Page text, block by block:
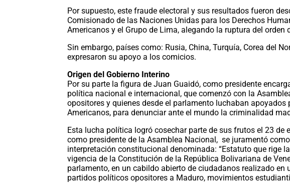
Por supuesto, este fraude electoral y sus resultados fueron
Comisionado de las Naciones Unidas para los Derechos
Americanos y el Grupo de Lima, alegando la ruptura del orden
Sin embargo, países como: Rusia, China, Turquía, Corea del
expresaron su apoyo a los comicios.
Origen del Gobierno Interino
Por su parte la figura de Juan Guaidó, como presidente
política nacional e internacional, que comenzó con la
opositores y quienes desde el parlamento luchaban
Americanos, para denunciar ante el mundo la criminalidad
Esta lucha política logró cosechar parte de sus frutos el 23 de
como presidente de la Asamblea Nacional, se juramentó
interpretación constitucional denominada: “Estatuto que rige
vigencia de la Constitución de la República Bolivariana de
parlamento, en un cabildo abierto de ciudadanos realizado en
partidos políticos opositores a Maduro, movimientos